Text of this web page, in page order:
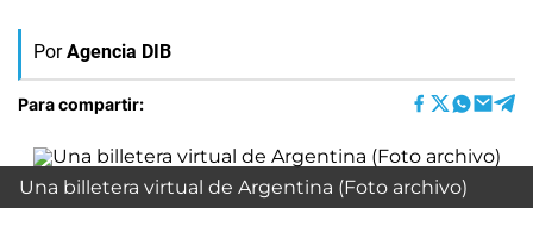
Por Agencia DIB
Para compartir:
Una billetera virtual de Argentina (Foto archivo)